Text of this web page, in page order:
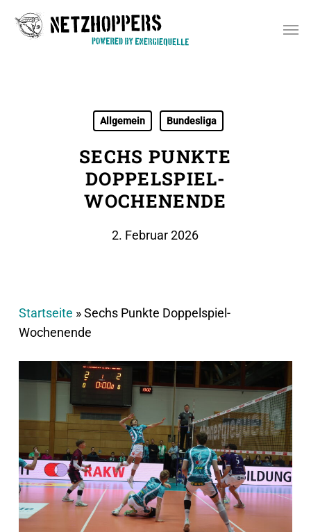
Allgemein Bundesliga
SECHS PUNKTE
DOPPELSPIEL-
WOCHENENDE
2. Februar 2026
Startseite »Sechs Punkte Doppelspiel-
Wochenende